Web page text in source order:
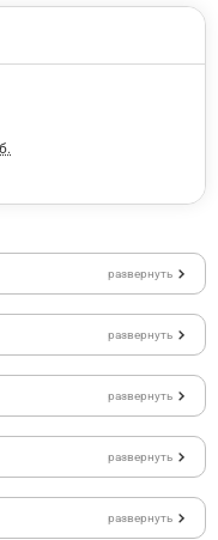
развернуть
развернуть
развернуть
развернуть
развернуть